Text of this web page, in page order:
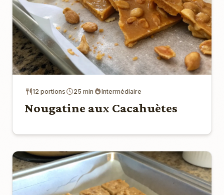
12 portions 25 min Intermédiaire
Nougatine aux Cacahuètes